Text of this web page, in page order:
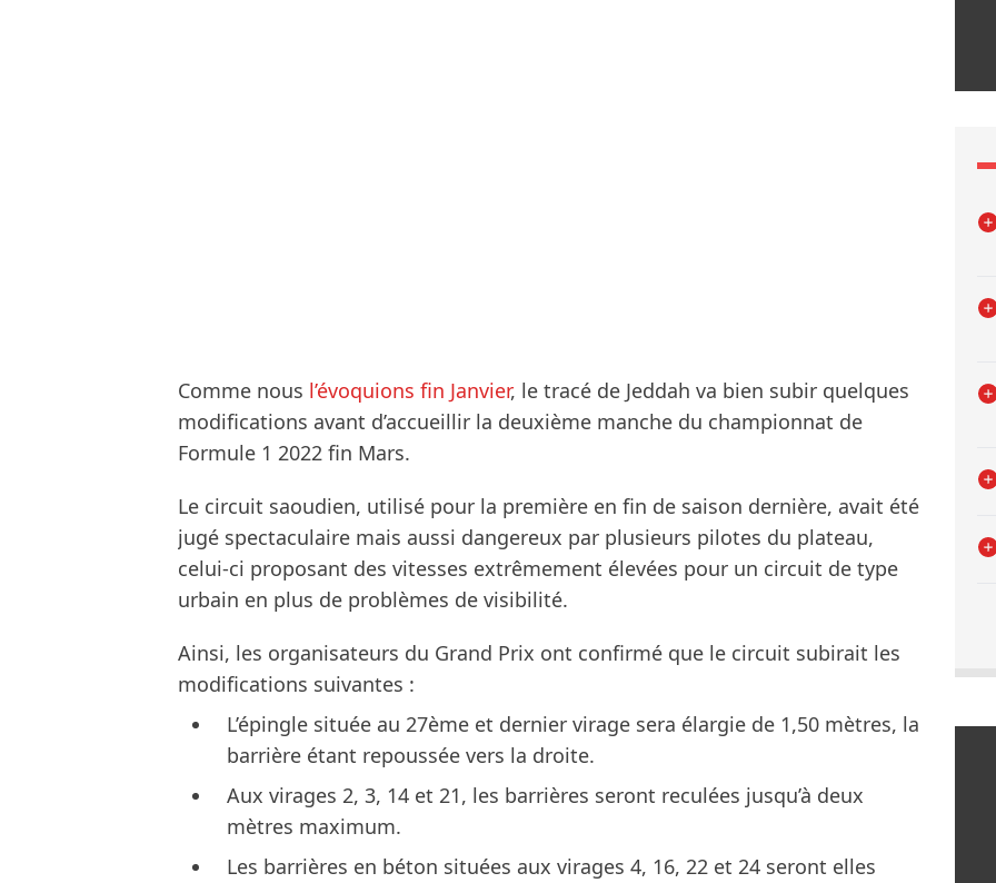
Comme nous l’évoquions fin Janvier, le tracé de Jeddah va bien subir quelques
modifications avant d’accueillir la deuxième manche du championnat de
Formule 1 2022 fin Mars.
Le circuit saoudien, utilisé pour la première en fin de saison dernière, avait été
jugé spectaculaire mais aussi dangereux par plusieurs pilotes du plateau,
celui-ci proposant des vitesses extrêmement élevées pour un circuit de type
urbain en plus de problèmes de visibilité.
Ainsi, les organisateurs du Grand Prix ont confirmé que le circuit subirait les
modifications suivantes :
L’épingle située au 27ème et dernier virage sera élargie de 1,50 mètres, la
barrière étant repoussée vers la droite.
Aux virages 2, 3, 14 et 21, les barrières seront reculées jusqu’à deux
mètres maximum.
Les barrières en béton situées aux virages 4, 16, 22 et 24 seront elles